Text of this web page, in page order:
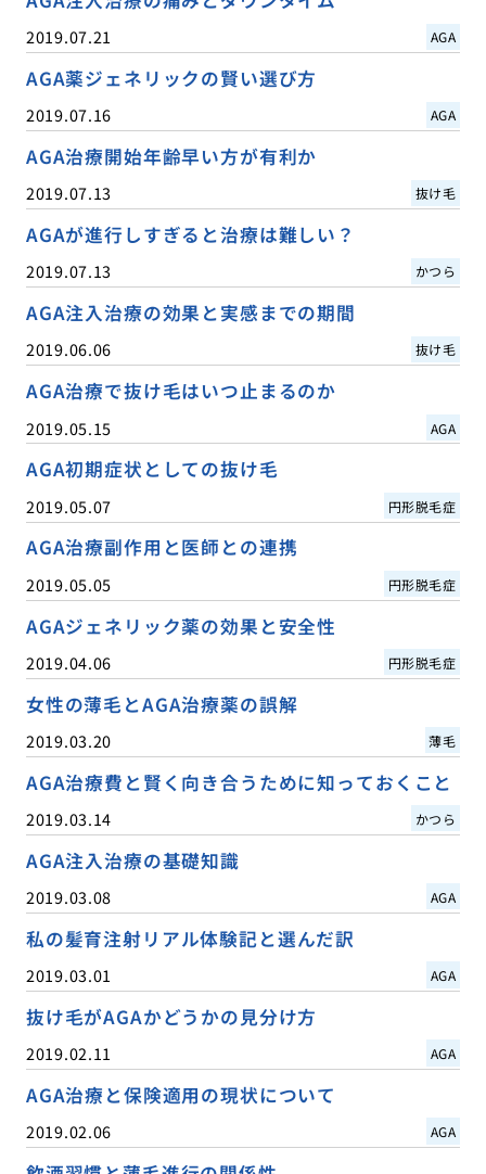
2019.07.21 AGA
AGA薬ジェネリックの賢い選び方
2019.07.16 AGA
AGA治療開始年齢早い方が有利か
2019.07.13 抜け毛
AGAが進行しすぎると治療は難しい？
2019.07.13 かつら
AGA注入治療の効果と実感までの期間
2019.06.06 抜け毛
AGA治療で抜け毛はいつ止まるのか
2019.05.15 AGA
AGA初期症状としての抜け毛
2019.05.07 円形脱毛症
AGA治療副作用と医師との連携
2019.05.05 円形脱毛症
AGAジェネリック薬の効果と安全性
2019.04.06 円形脱毛症
女性の薄毛とAGA治療薬の誤解
2019.03.20 薄毛
AGA治療費と賢く向き合うために知っておくこと
2019.03.14 かつら
AGA注入治療の基礎知識
2019.03.08 AGA
私の髪育注射リアル体験記と選んだ訳
2019.03.01 AGA
抜け毛がAGAかどうかの見分け方
2019.02.11 AGA
AGA治療と保険適用の現状について
2019.02.06 AGA